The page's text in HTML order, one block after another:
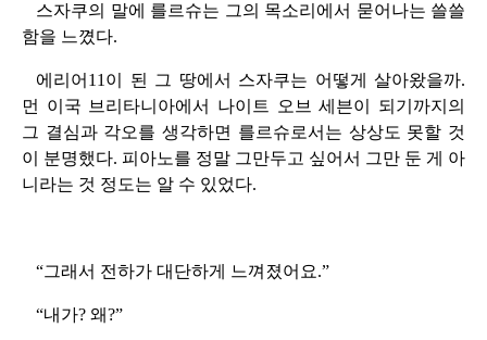
스자쿠의 말에 를르슈는 그의 목소리에서 묻어나는 쓸쓸
함을 느꼈다.
에리어11이 된 그 땅에서 스자쿠는 어떻게 살아왔을까.
먼 이국 브리타니아에서 나이트 오브 세븐이 되기까지의
그 결심과 각오를 생각하면 를르슈로서는 상상도 못할 것
이 분명했다. 피아노를 정말 그만두고 싶어서 그만 둔 게 아
니라는 것 정도는 알 수 있었다.
“그래서 전하가 대단하게 느껴졌어요.”
“내가? 왜?”